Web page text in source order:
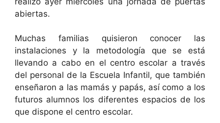
abiertas.
Muchas familias quisieron conocer las
instalaciones y la metodología que se está
llevando a cabo en el centro escolar a través
del personal de la Escuela Infantil, que también
enseñaron a las mamás y papás, así como a los
futuros alumnos los diferentes espacios de los
que dispone el centro escolar.